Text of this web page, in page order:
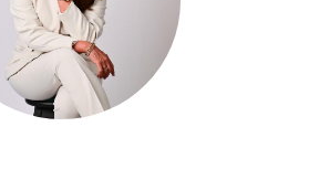
la velocidad del crecimiento ha
de proyectos mal estructurados,
sólido y ofertas poco